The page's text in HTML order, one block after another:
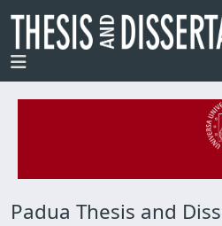
Padua Thesis and